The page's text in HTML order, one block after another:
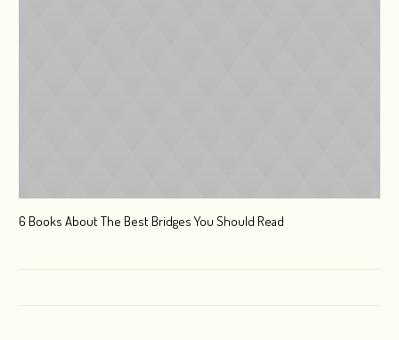
6 Books About The Best Bridges You Should Read